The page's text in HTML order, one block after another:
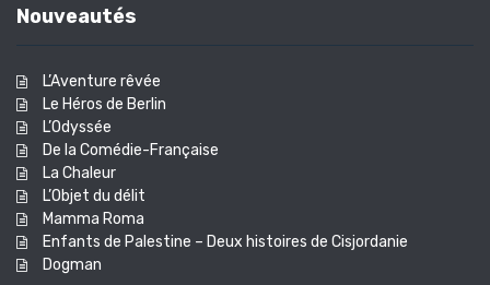
Nouveautés
L’Aventure rêvée
Le Héros de Berlin
L’Odyssée
De la Comédie-Française
La Chaleur
L’Objet du délit
Mamma Roma
Enfants de Palestine – Deux histoires de Cisjordanie
Dogman